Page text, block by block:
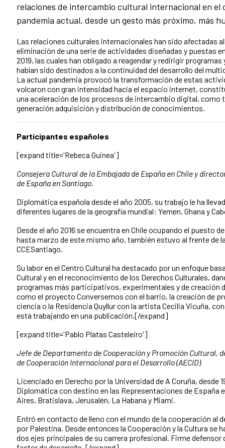
relaciones de intercambio cultural internacional en el
pandemia actual, desde un gesto más próximo, más
Las relaciones culturales internacionales han sido afectadas
eliminación de una serie de actividades diseñadas y puestas
2019, las cuales han obligado a reagendar y redirigir
habían sido destinados a la continuidad del desarrollo del
La actual pandemia provocó la transformación de estas
volcaron con gran intensidad hacia el espacio internet,
una aceleración de los procesos de intercambio digital, como
generación adquisición y distribución de conocimientos.
Participantes españoles
[expand title='Rebeca Guinea']
Consejera Cultural de la Embajada de España en Chile y
de España en Santiago.
Diplomática española desde el año 2005, su trabajo le ha
diferentes lugares de la geografía mundial: Yemen, Ghana y
Desde el año 2016 se encuentra en Chile ocupando el puesto
hasta marzo de este mismo año, también estuvo al frente de
CCESantiago.
Su labor en el Centro Cultural ha destacado por un enfoque
Cultural y en el reconocimiento de los Derechos Culturales,
programas más participativos, experimentales y de creación
como el proyecto Conversemos con el barrio, la creación de
ciencia o la Residencia Quyllur con la artista Cecilia Vicuña,
está trabajando en una publicación.[/expand]
[expand title='Pablo Platas Casteleiro']
Jefe de Departamento de Cooperación y Promoción Cultural,
de Cooperación Internacional para el Desarrollo (AECID)
Licenciado en Derecho por la Universidad de A Coruña, desde
Diplomática con destino en las Representaciones de España
Aires, Bratislava, Jerusalén, La Habana y Miami.
Entró en contacto de lleno con el mundo de la cooperación al
por Palestina. Desde entonces la Cooperación y la Cultura se
dos ejes principales de su carrera profesional. Firme defensor